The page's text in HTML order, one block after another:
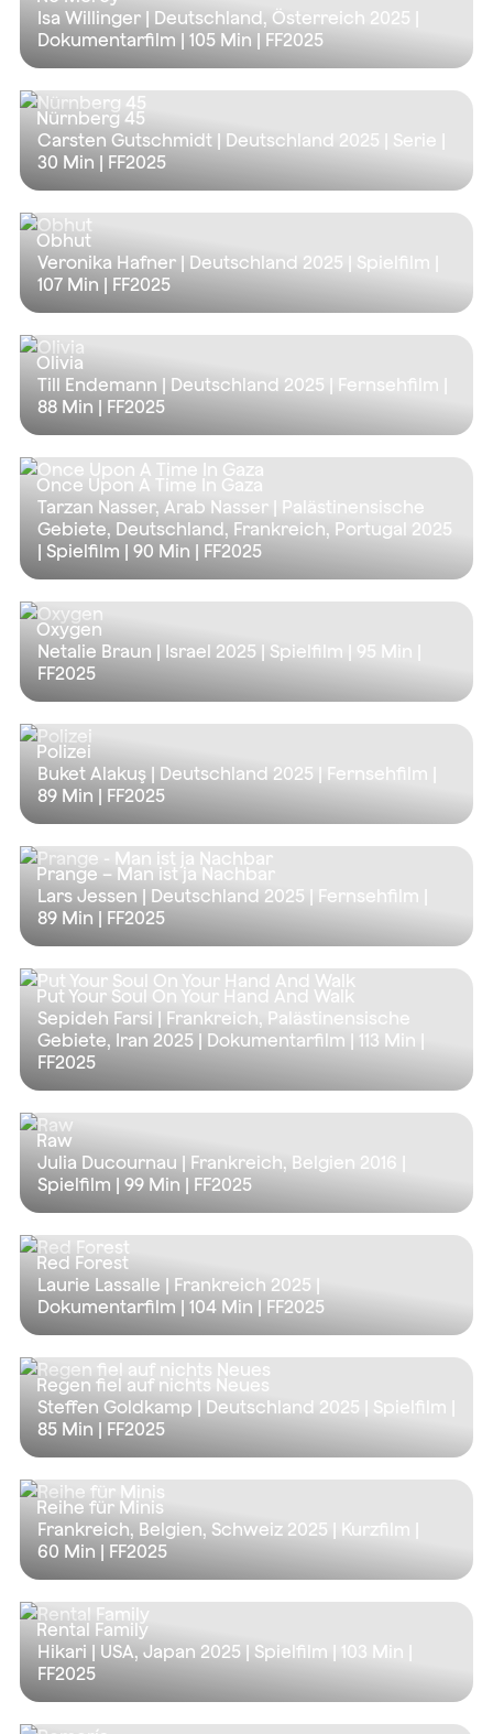
Isa Willinger | Deutschland, Österreich 2025 |
Dokumentarfilm | 105 Min | FF2025
Nürnberg 45
Carsten Gutschmidt | Deutschland 2025 | Serie |
30 Min | FF2025
Obhut
Veronika Hafner | Deutschland 2025 | Spielfilm |
107 Min | FF2025
Olivia
Till Endemann | Deutschland 2025 | Fernsehfilm |
88 Min | FF2025
Once Upon A Time In Gaza
Tarzan Nasser, Arab Nasser | Palästinensische
Gebiete, Deutschland, Frankreich, Portugal 2025
| Spielfilm | 90 Min | FF2025
Oxygen
Netalie Braun | Israel 2025 | Spielfilm | 95 Min
FF2025
Polizei
Buket Alakuş | Deutschland 2025 | Fernsehfilm |
89 Min | FF2025
Prange – Man ist ja Nachbar
Lars Jessen | Deutschland 2025 | Fernsehfilm |
89 Min | FF2025
Put Your Soul On Your Hand And Walk
Sepideh Farsi | Frankreich, Palästinensische
Gebiete, Iran 2025 | Dokumentarfilm | 113 Min
FF2025
Raw
Julia Ducournau | Frankreich, Belgien 2016 |
Spielfilm | 99 Min | FF2025
Red Forest
Laurie Lassalle | Frankreich 2025 |
Dokumentarfilm | 104 Min | FF2025
Regen fiel auf nichts Neues
Steffen Goldkamp | Deutschland 2025 | Spielfilm |
85 Min | FF2025
Reihe für Minis
Frankreich, Belgien, Schweiz 2025 | Kurzfilm |
60 Min | FF2025
Rental Family
Hikari | USA, Japan 2025 | Spielfilm | 103 Min
FF2025